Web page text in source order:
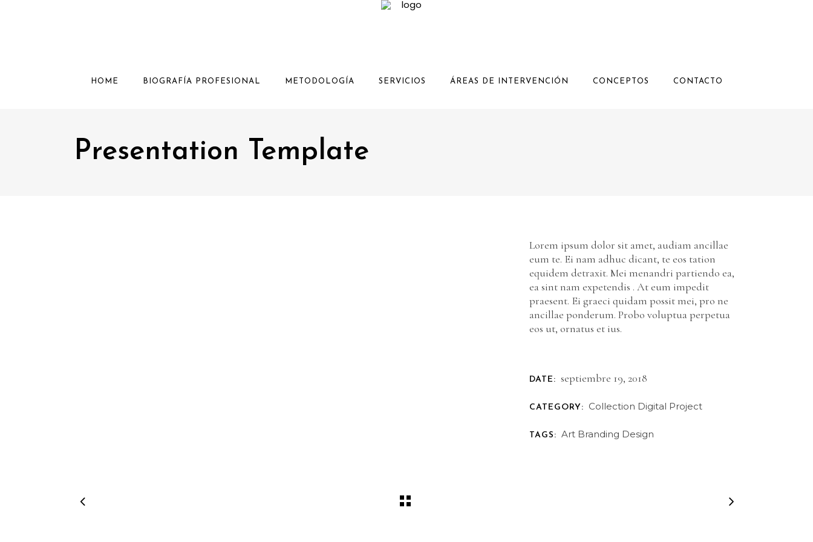
HOME BIOGRAFÍA PROFESIONAL METODOLOGÍA SERVICIOS ÁREAS DE INTERVENCIÓN CONCEPTOS CONTACTO
Presentation Template
Lorem ipsum dolor sit amet, audiam ancillae
eum te. Ei nam adhuc dicant, te eos tation
equidem detraxit. Mei menandri partiendo ea,
ea sint nam expetendis . At eum impedit
praesent. Ei graeci quidam possit mei, pro ne
ancillae ponderum. Probo voluptua perpetua
eos ut, ornatus et ius.
DATE: septiembre 19, 2018
CATEGORY: Collection Digital Project
TAGS: Art Branding Design